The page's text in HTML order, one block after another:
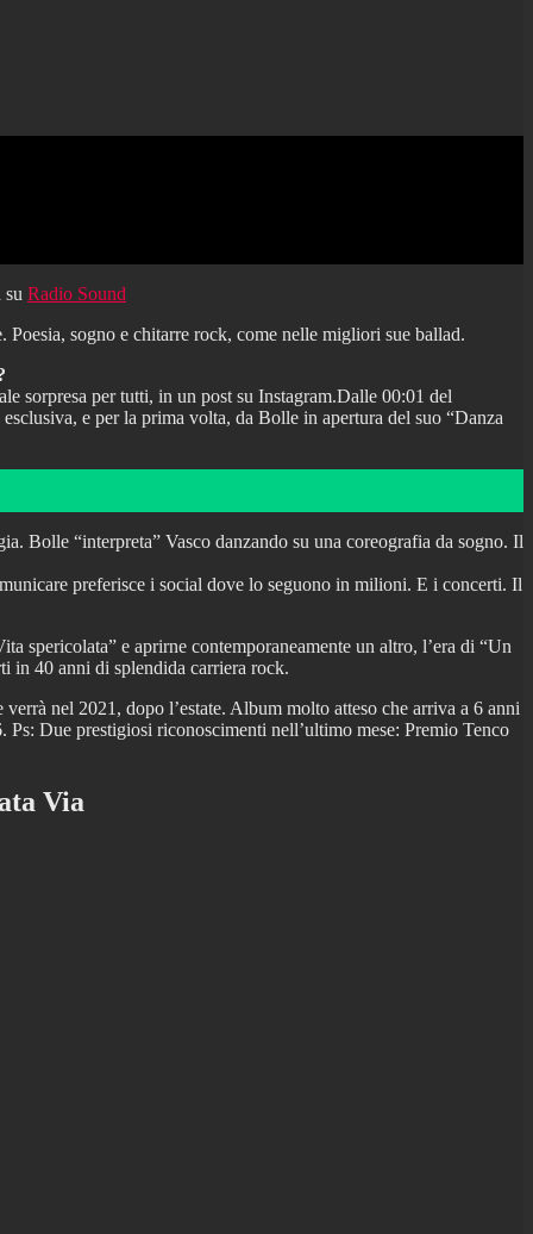
su Radio Sound
sogno e chitarre rock, come nelle migliori sue ballad.
sorpresa per tutti, in un post su Instagram.Dalle 00:01 del
e per la prima volta, da Bolle in apertura del suo “Danza
Bolle “interpreta” Vasco danzando su una coreografia da sogno. Il
preferisce i social dove lo seguono in milioni. E i concerti. Il
spericolata” e aprirne contemporaneamente un altro, l’era di “Un
in 40 anni di splendida carriera rock.
nel 2021, dopo l’estate. Album molto atteso che arriva a 6 anni
Due prestigiosi riconoscimenti nell’ultimo mese: Premio Tenco
Via